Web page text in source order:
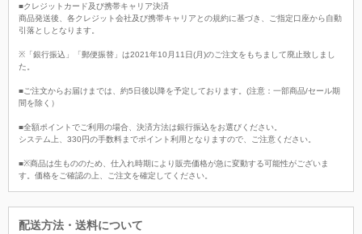
■クレジットカード及び携帯キャリア決済
商品発送後、各クレジット会社及び携帯キャリアとの規約に基づき、ご指定口座から自動
引落としとなります。
※「銀行振込」「郵便振替」は2021年10月11日(月)のご注文をもちまして廃止致しまし
た。
■ご注文からお届けまでは、約5日後以降を予定しております。(注意：一部商品/セール期
間を除く）
■全額ポイントでご利用の場合、決済方法は銀行振込をお選びください。
システム上、330円の手数料までポイント利用となりますので、ご注意ください。
■※商品は生もののため、仕入れ時期により販売価格が急に変動する可能性がございま
す。価格をご確認の上、ご注文を確定してください。
配送方法・送料について